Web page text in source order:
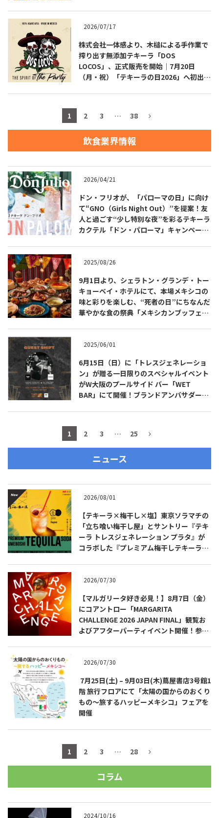
COPYRIGHT © JUAST All rights reserved.
2026/07/17
株式会社一体感より、木槌による手作業で
搾り出す無添加テキーラ「DOS
LOCOS」、正式販売を開始｜7月20日
（月・祝）「テキーラの日2026」へ初出
1 2 3 … 38
飲食業界情報
2026/04/21
ドン・フリオが、「パローマの日」に向け
て“GNO（Girls Night Out）”を提案！友
人と過ごす“少し特別な夜”を彩るテキーラ
カクテル「ドン・パローマ」キャンペーン
2025/08/26
9月1日より、シェラトン・グランデ・トー
キョーベイ・ホテルにて、本場メキシコの
味と彩りを楽しむ、“死者の日”にちなんだ
華やかな食の祭典「メキシカンブッフェ」
2025/06/01
6月15日（日）に「トレスジェネレーショ
ン」が贈る一日限りのスペシャルイベント
がW大阪のプールサイド バー「WET
BAR」にて開催！ブランドアンバサダーの
1 2 3 … 25
ニュース
2026/08/01
【テキーラ×梅干し×塩】東京ソラマチの
「立ち喰い梅干し屋」とサントリー『テキ
ーラ トレスジェネレーション プラタ』が
コラボした『プレミアム梅干しテキーラソ
2026/07/30
【マルガリータ好き必見！】8月7日（金）
にコアントロー「MARGARITA
CHALLENGE 2026 JAPAN FINAL」観覧お
よびアフターパーティイベント開催！参加
2026/07/30
7月25日(土) – 9月03日(木)蔦屋書店3号館1
階 旅行フロアにて「太陽の国からのおくり
もの～旅するハッピーメキシコ」フェアを
開催
1 2 3 … 28
コラム
2024/10/16